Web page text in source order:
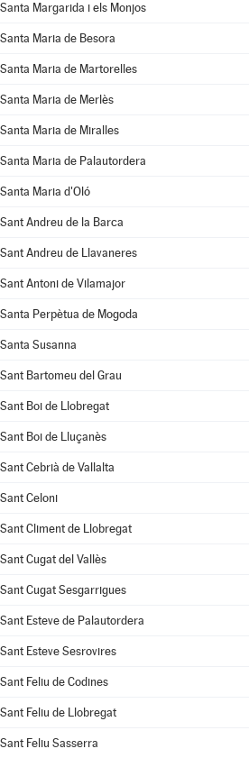
Santa Margarida i els Monjos
Santa Maria de Besora
Santa Maria de Martorelles
Santa Maria de Merlès
Santa Maria de Miralles
Santa Maria de Palautordera
Santa Maria d'Oló
Sant Andreu de la Barca
Sant Andreu de Llavaneres
Sant Antoni de Vilamajor
Santa Perpètua de Mogoda
Santa Susanna
Sant Bartomeu del Grau
Sant Boi de Llobregat
Sant Boi de Lluçanès
Sant Cebrià de Vallalta
Sant Celoni
Sant Climent de Llobregat
Sant Cugat del Vallès
Sant Cugat Sesgarrigues
Sant Esteve de Palautordera
Sant Esteve Sesrovires
Sant Feliu de Codines
Sant Feliu de Llobregat
Sant Feliu Sasserra